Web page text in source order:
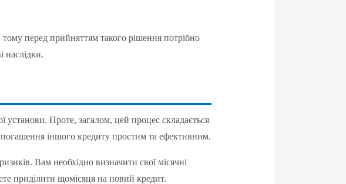
перед прийняттям такого рішення потрібно
наслідки.
Проте, загалом, цей процес складається
погашення іншого кредиту простим та ефективним.
Вам необхідно визначити свої місячні
приділити щомісяця на новий кредит.